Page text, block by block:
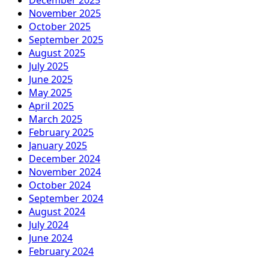
November 2025
October 2025
September 2025
August 2025
July 2025
June 2025
May 2025
April 2025
March 2025
February 2025
January 2025
December 2024
November 2024
October 2024
September 2024
August 2024
July 2024
June 2024
February 2024